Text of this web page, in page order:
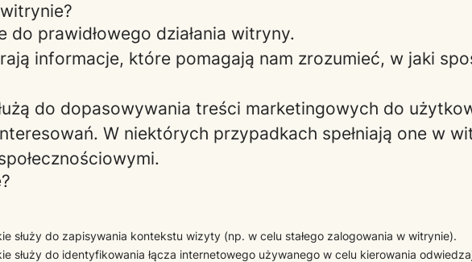
prawidłowego działania witryny.
informacje, które pomagają nam zrozumieć, w jaki
do dopasowywania treści marketingowych do
W niektórych przypadkach spełniają one w
służy do zapisywania kontekstu wizyty (np. w celu stałego zalogowania w witrynie).
służy do identyfikowania łącza internetowego używanego w celu kierowania